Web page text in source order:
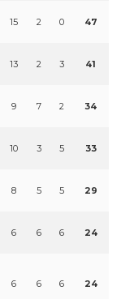
15 2 0 47
13 2 3 41
9 7 2 34
10 3 5 33
8 5 5 29
6 6 6 24
6 6 6 24